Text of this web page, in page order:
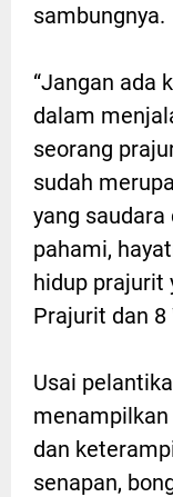
sambungnya.
“Jangan ada
dalam
seorang
sudah
yang
pahami,
hidup prajurit
Prajurit dan 8
Usai
dan
senapan,